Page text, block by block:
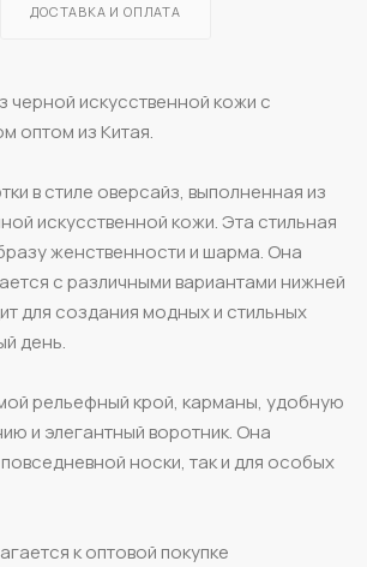
ДОСТАВКА И ОПЛАТА
черной искусственной кожи с
оптом из Китая.
в стиле оверсайз, выполненная из
искусственной кожи. Эта стильная
женственности и шарма. Она
с различными вариантами нижней
для создания модных и стильных
день.
рельефный крой, карманы, удобную
и элегантный воротник. Она
носки, так и для особых
к оптовой покупке